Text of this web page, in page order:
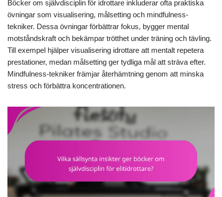
Böcker om självdisciplin för idrottare inkluderar ofta praktiska
övningar som visualisering, målsetting och mindfulness-
tekniker. Dessa övningar förbättrar fokus, bygger mental
motståndskraft och bekämpar trötthet under träning och tävling.
Till exempel hjälper visualisering idrottare att mentalt repetera
prestationer, medan målsetting ger tydliga mål att sträva efter.
Mindfulness-tekniker främjar återhämtning genom att minska
stress och förbättra koncentrationen.